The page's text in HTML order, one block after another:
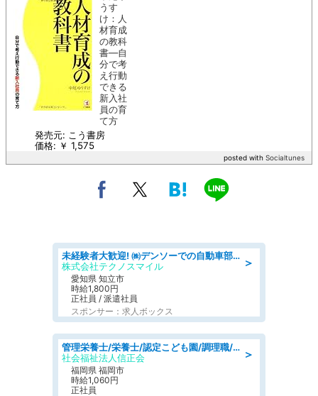
うす
け：人
材育成
の教科
書―自
分で考
え行動
できる
新入社
員の育
て方
発売元: こう書房
価格: ￥ 1,575
posted with Socialtunes
＞
未経験者大歓迎! ㈱デンソーでの自動車部品の組立作業 denso aichi
株式会社テクノスマイル
愛知県 知立市
時給1,800円
正社員 / 派遣社員
スポンサー：求人ボックス
＞
管理栄養士/栄養士/認定こども園/調理職/認定こども園/週3日～相談可能
社会福祉法人信正会
福岡県 福岡市
時給1,060円
正社員